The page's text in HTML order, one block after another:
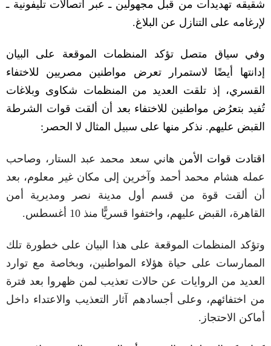
شقيقه تهديدات من قبل مجهولين ـ عبر اتصالات تليفونية ـ
لإرغامه على التنازل عن البلاغ.
وفي سياق متصل تؤكد المنظمات الموقعة على البيان
إدانتها أيضًا لاستمرار تعرض مواطنين مصريين للاختفاء
القسري، إذ تلقت العديد من المنظمات شكاوى وبلاغات
تُفيد بتعرُض مواطنين للاختفاء بعد أن ألقت قوات الشرطة
القبض عليهم. نذكر منها على سبيل المثال لا الحصر
اقتادت قوات الأمن هاني سعد محمد عبد الستار، وصاحب
عمله هشام محمد أحمد وآخرين إلى مكان غير معلوم، بعد
أن ألقت قوة من قسم أول مدينة نصر ومديرية أمن
القاهرة، القبض عليهم، واختفوا قسريًّا منذ 10 أغسطس .
وتؤكد المنظمات الموقعة على هذا البيان على خطورة تلك
الممارسات على حياة هؤلاء المواطنين، وبخاصة مع توارد
العديد من الروايات عن حالات تعذيب لمن ظهروا بعد فترة
من اختفائهم، وعلى أجسادهم آثار التعذيب والاعتداء داخل
أماكن الاحتجاز